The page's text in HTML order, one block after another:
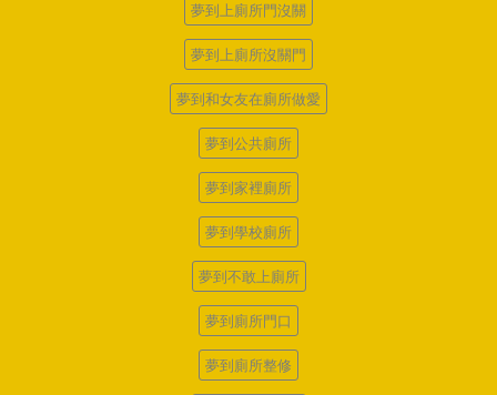
夢到上廁所門沒關
夢到上廁所沒關門
夢到和女友在廁所做愛
夢到公共廁所
夢到家裡廁所
夢到學校廁所
夢到不敢上廁所
夢到廁所門口
夢到廁所整修